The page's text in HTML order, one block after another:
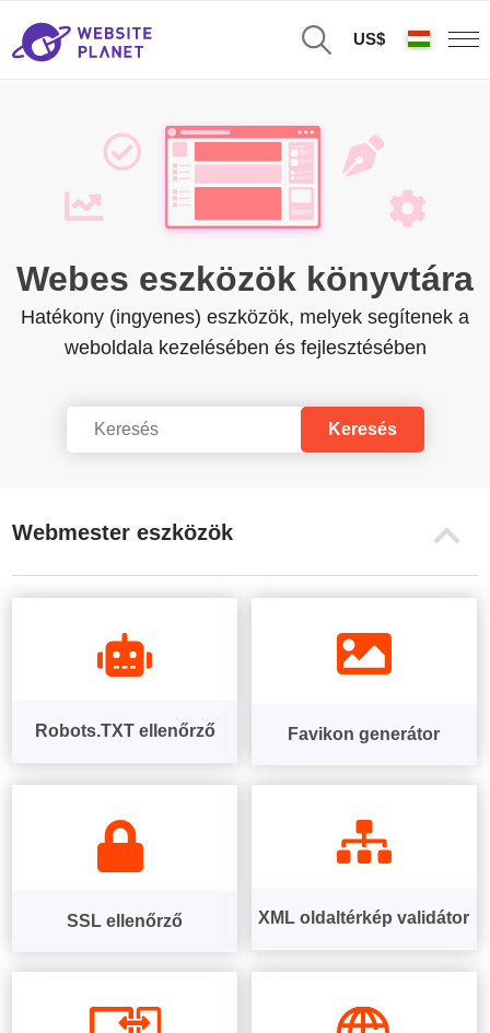
US$
Webes eszközök könyvtára
Hatékony (ingyenes) eszközök, melyek segítenek a
weboldala kezelésében és fejlesztésében
Webmester eszközök
Robots.TXT ellenőrző Favikon generátor
SSL ellenőrző XML oldaltérkép validátor